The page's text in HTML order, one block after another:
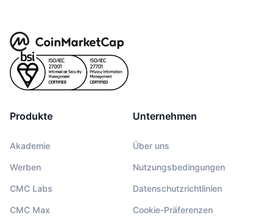
Produkte
Akademie
Werben
CMC Labs
CMC Max
Unternehmen
Über uns
Nutzungsbedingungen
Datenschutzrichtlinien
Cookie-Präferenzen